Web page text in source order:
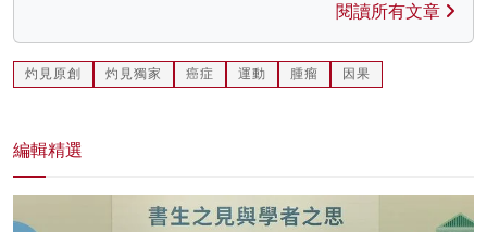
閱讀所有文章
灼見原創 灼見獨家 癌症 運動 腫瘤 因果
編輯精選